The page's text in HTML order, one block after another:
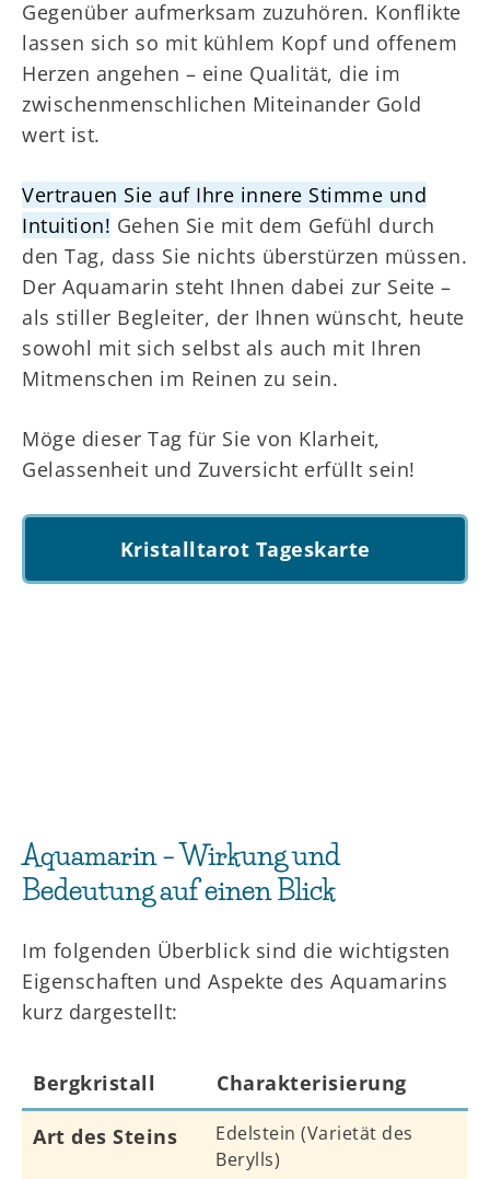
Gegenüber aufmerksam zuzuhören. Konflikte
lassen sich so mit kühlem Kopf und offenem
Herzen angehen – eine Qualität, die im
zwischenmenschlichen Miteinander Gold
wert ist.
Vertrauen Sie auf Ihre innere Stimme und
Intuition! Gehen Sie mit dem Gefühl durch
den Tag, dass Sie nichts überstürzen müssen.
Der Aquamarin steht Ihnen dabei zur Seite –
als stiller Begleiter, der Ihnen wünscht, heute
sowohl mit sich selbst als auch mit Ihren
Mitmenschen im Reinen zu sein.
Möge dieser Tag für Sie von Klarheit,
Gelassenheit und Zuversicht erfüllt sein!
Kristalltarot Tageskarte
Aquamarin – Wirkung und
Bedeutung auf einen Blick
Im folgenden Überblick sind die wichtigsten
Eigenschaften und Aspekte des Aquamarins
kurz dargestellt:
Bergkristall Charakterisierung
Art des Steins
Edelstein (Varietät des
Berylls)